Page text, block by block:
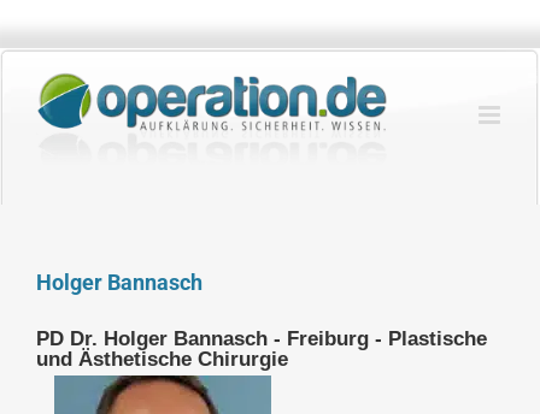
springen
Holger Bannasch
PD Dr. Holger Bannasch - Freiburg - Plastische
und Ästhetische Chirurgie